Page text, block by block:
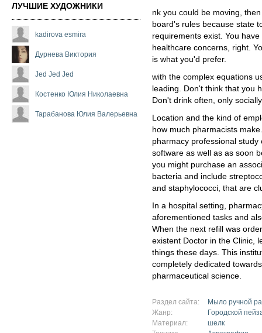
ЛУЧШИЕ ХУДОЖНИКИ
kadirova esmira
Дурнева Виктория
Jed Jed Jed
Костенко Юлия Николаевна
Тарабанова Юлия Валерьевна
nk you could be moving,
board's rules because state
requirements exist. You
healthcare concerns, right.
is what you'd prefer.
with the complex equations
leading. Don't think that you
Don't drink often, only
Location and the kind of
how much pharmacists
pharmacy professional
software as well as as soon
you might purchase an
bacteria and include
and staphylococci, that are
In a hospital setting,
aforementioned tasks and
When the next refill was
existent Doctor in the Clinic,
things these days. This
completely dedicated
pharmaceutical science.
Раздел сайта:
Мыло ручной
Жанр:
Городской
Материал:
шелк